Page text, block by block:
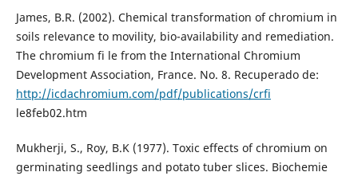
James, B.R. (2002). Chemical transformation of chromium in
soils relevance to movility, bio-availability and remediation.
The chromium fi le from the International Chromium
Development Association, France. No. 8. Recuperado de:
http://icdachromium.com/pdf/publications/crfi
le8feb02.htm
Mukherji, S., Roy, B.K (1977). Toxic effects of chromium on
germinating seedlings and potato tuber slices. Biochemie